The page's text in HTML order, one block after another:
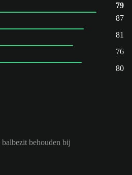
79
87
81
76
80
behouden bij